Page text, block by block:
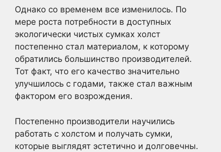
Однако со временем все изменилось. По
мере роста потребности в доступных
экологически чистых сумках холст
постепенно стал материалом, к которому
обратились большинство производителей.
Тот факт, что его качество значительно
улучшилось с годами, также стал важным
фактором его возрождения.
Постепенно производители научились
работать с холстом и получать сумки,
которые выглядят эстетично и долговечны.